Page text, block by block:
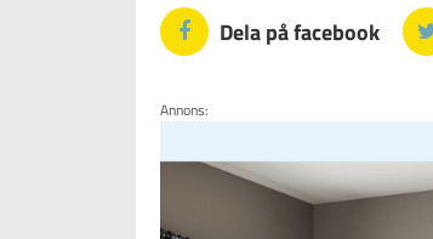
Dela på facebook
Annons: